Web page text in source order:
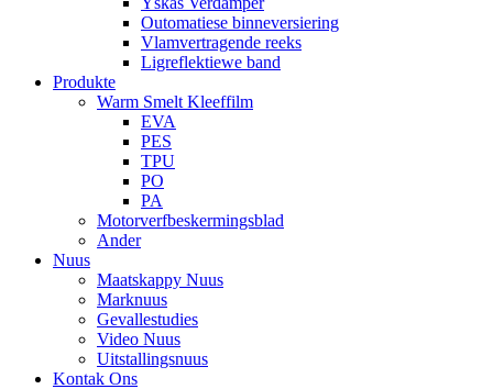
Outomatiese binneversiering
Vlamvertragende reeks
Ligreflektiewe band
Produkte
Warm Smelt Kleeffilm
EVA
PES
TPU
PO
PA
Motorverfbeskermingsblad
Ander
Nuus
Maatskappy Nuus
Marknuus
Gevallestudies
Video Nuus
Uitstallingsnuus
Kontak Ons